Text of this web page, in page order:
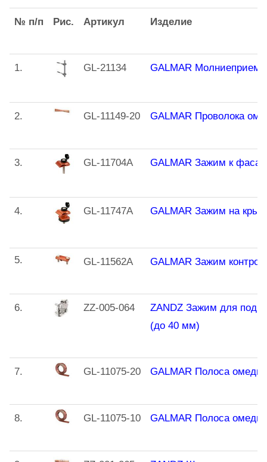
№ п/п Рис. Артикул Изделие
1. GL-21134 GALMAR
2. GL-11149-20 GALMAR Проволока
3. GL-11704A GALMAR Зажим к
4. GL-11747A GALMAR Зажим на
5. GL-11562A GALMAR Зажим
6. ZZ-005-064
ZANDZ Зажим для
(до 40 мм)
7. GL-11075-20 GALMAR Полоса
8. GL-11075-10 GALMAR Полоса